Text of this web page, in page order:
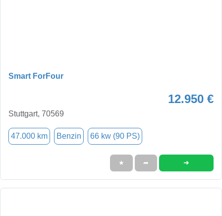
Smart ForFour
12.950 €
Stuttgart, 70569
47.000 km Benzin 66 kw (90 PS)
★ ➦ ➜